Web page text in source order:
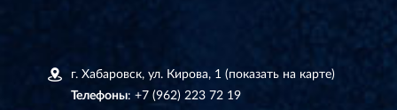
г. Хабаровск, ул. Кирова, 1 (показать на карте)
Телефоны: +7 (962) 223 72 19